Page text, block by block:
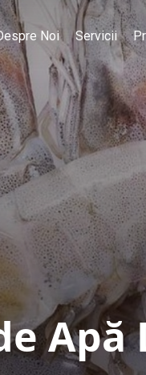
Noi Servicii
Apă